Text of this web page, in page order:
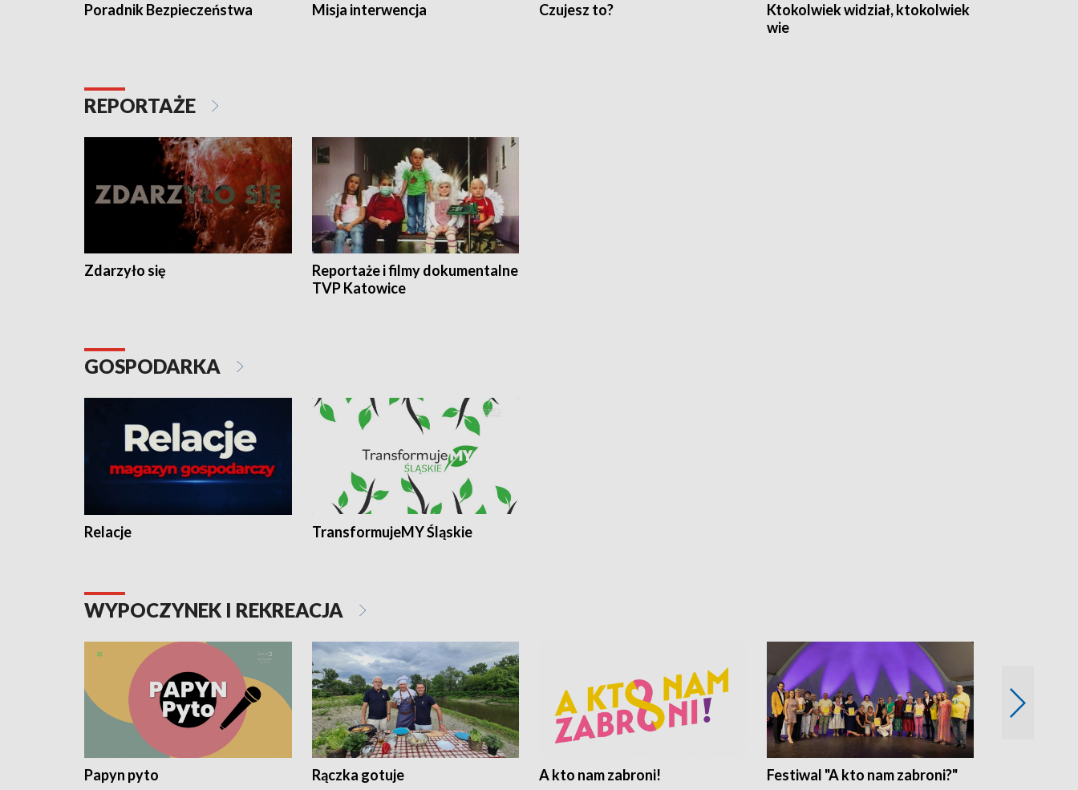
Poradnik Bezpieczeństwa Misja interwencja Czujesz to?
Ktokolwiek widział, ktokolwiek
wie
REPORTAŻE
Zdarzyło się
Reportaże i filmy dokumentalne
TVP Katowice
GOSPODARKA
Relacje TransformujeMY Śląskie
WYPOCZYNEK I REKREACJA
Papyn pyto Rączka gotuje A kto nam zabroni! Festiwal "A kto nam zabroni?"